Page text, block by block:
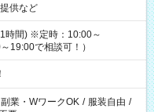
供など
時間) ※定時：10:00～
19:00で相談可！）
副業・WワークOK / 服装自由 /